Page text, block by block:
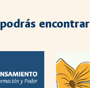
podrás encontrar